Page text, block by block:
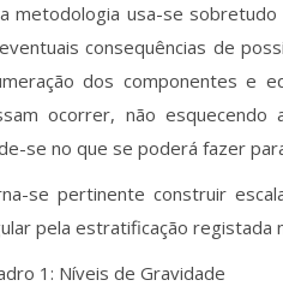
metodologia usa-se
consequências de
dos componentes e
ocorrer, não esquecendo
se no que se poderá fazer
se pertinente construir
pela estratificação registada
1: Níveis de Gravidade